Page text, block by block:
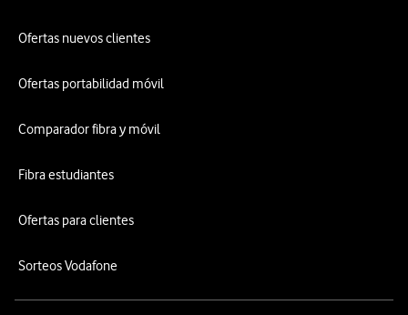
Ofertas nuevos clientes
Ofertas portabilidad móvil
Comparador fibra y móvil
Fibra estudiantes
Ofertas para clientes
Sorteos Vodafone